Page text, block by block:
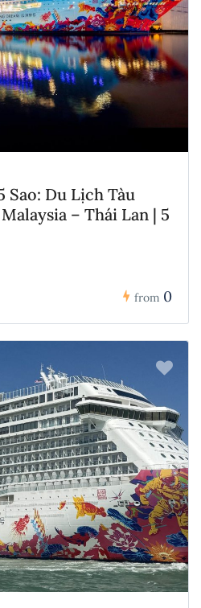
Sao: Du Lịch Tàu
– Thái Lan | 5
from 0